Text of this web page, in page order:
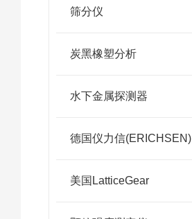
筛分仪
炭黑橡塑分析
水下金属探测器
德国仪力信(ERICHSEN)
美国LatticeGear